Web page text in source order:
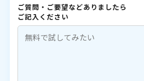
ご質問・ご要望などありましたら
ご記入ください